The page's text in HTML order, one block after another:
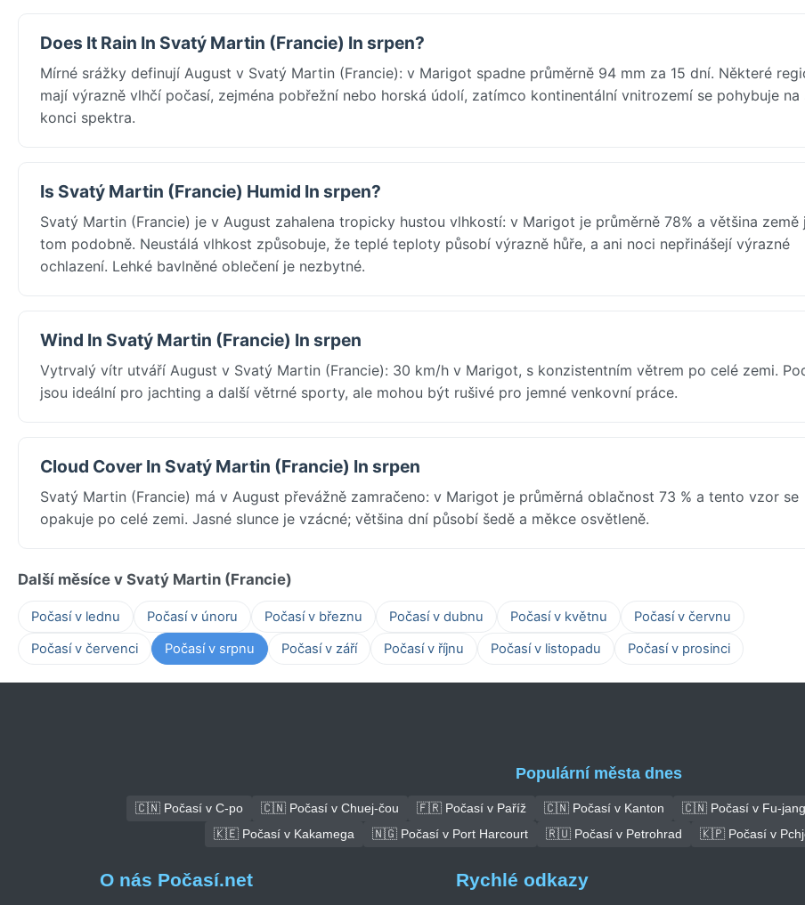
Does It Rain In Svatý Martin (Francie) In srpen?
Mírné srážky definují August v Svatý Martin (Francie): v Marigot spadne průměrně 94 mm za 15 dní. Některé
mají výrazně vlhčí počasí, zejména pobřežní nebo horská údolí, zatímco kontinentální vnitrozemí se pohybuje na
konci spektra.
Is Svatý Martin (Francie) Humid In srpen?
Svatý Martin (Francie) je v August zahalena tropicky hustou vlhkostí: v Marigot je průměrně 78% a většina země
tom podobně. Neustálá vlhkost způsobuje, že teplé teploty působí výrazně hůře, a ani noci nepřinášejí výrazné
ochlazení. Lehké bavlněné oblečení je nezbytné.
Wind In Svatý Martin (Francie) In srpen
Vytrvalý vítr utváří August v Svatý Martin (Francie): 30 km/h v Marigot, s konzistentním větrem po celé zemi.
jsou ideální pro jachting a další větrné sporty, ale mohou být rušivé pro jemné venkovní práce.
Cloud Cover In Svatý Martin (Francie) In srpen
Svatý Martin (Francie) má v August převážně zamračeno: v Marigot je průměrná oblačnost 73 % a tento vzor se
opakuje po celé zemi. Jasné slunce je vzácné; většina dní působí šedě a měkce osvětleně.
Další měsíce v Svatý Martin (Francie)
Počasí v lednu Počasí v únoru Počasí v březnu Počasí v dubnu Počasí v květnu
Počasí v červnu
Počasí v červenci
Počasí v srpnu Počasí v září Počasí v říjnu Počasí v listopadu Počasí v prosinci
Populární města dnes
🇨🇳 Počasí v C-po 🇨🇳 Počasí v Chuej-čou 🇫🇷 Počasí v Paříž 🇨🇳 Počasí v Kanton 🇨🇳 Počasí v Fu-jang
🇰🇪 Počasí v Kakamega
🇳🇬 Počasí v Port Harcourt 🇷🇺 Počasí v Petrohrad 🇰🇵 Počasí v
O nás Počasí.net Rychlé odkazy